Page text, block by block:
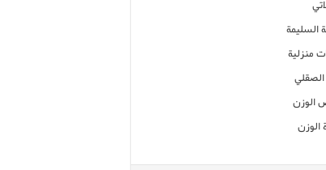
السليمة
منزلية
الوزن
الوزن